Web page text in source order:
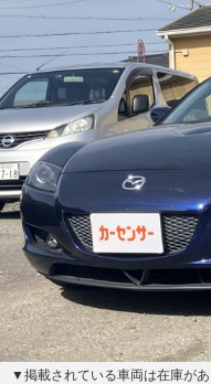
▼掲載されている車両は在庫が